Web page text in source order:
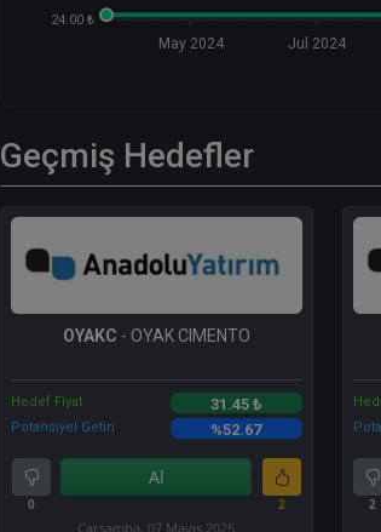
24.00 ₺
May 2024 Jul 2024
Geçmiş Hedefler
OYAKC - OYAK CIMENTO
Hedef Fiyat 31.45 ₺
Potansiyel Getiri %52.67
0
Al
2
Çarşamba, 07 Mayıs 2025
2